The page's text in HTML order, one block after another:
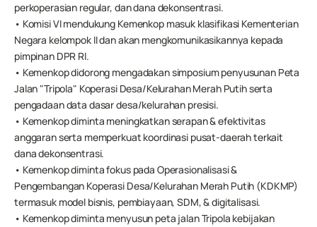
perkoperasian regular, dan dana dekonsentrasi.
• Komisi VI mendukung Kemenkop masuk klasifikasi Kementerian
Negara kelompok II dan akan mengkomunikasikannya kepada
pimpinan DPR RI.
• Kemenkop didorong mengadakan simposium penyusunan Peta
Jalan "Tripola" Koperasi Desa/Kelurahan Merah Putih serta
pengadaan data dasar desa/kelurahan presisi.
• Kemenkop diminta meningkatkan serapan & efektivitas
anggaran serta memperkuat koordinasi pusat-daerah terkait
dana dekonsentrasi.
• Kemenkop diminta fokus pada Operasionalisasi &
Pengembangan Koperasi Desa/Kelurahan Merah Putih (KDKMP)
termasuk model bisnis, pembiayaan, SDM, & digitalisasi.
• Kemenkop diminta menyusun peta jalan Tripola kebijakan